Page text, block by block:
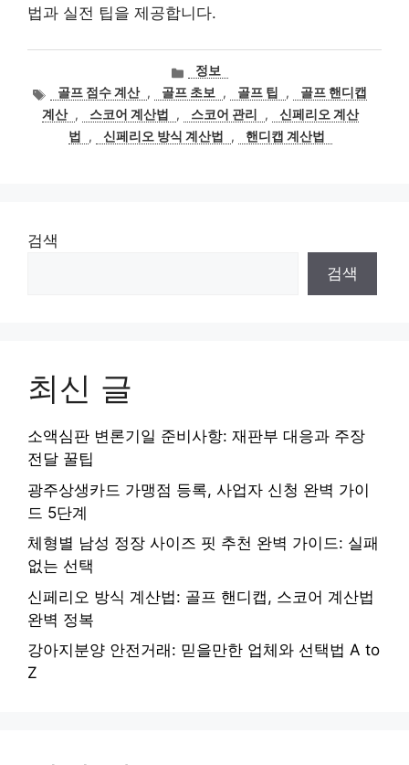
법과 실전 팁을 제공합니다.
카
테
고
리
정보
태
그
골프 점수 계산 , 골프 초보 , 골프 팁 ,
골프 핸디캡
계산 , 스코어 계산법 , 스코어 관리 ,
신페리오 계산
법
, 신페리오 방식 계산법 , 핸디캡 계산법
검색
검색
최신 글
소액심판 변론기일 준비사항: 재판부 대응과 주장
전달 꿀팁
광주상생카드 가맹점 등록, 사업자 신청 완벽 가이
드 5단계
체형별 남성 정장 사이즈 핏 추천 완벽 가이드: 실패
없는 선택
신페리오 방식 계산법: 골프 핸디캡, 스코어 계산법
완벽 정복
강아지분양 안전거래: 믿을만한 업체와 선택법 A to
Z